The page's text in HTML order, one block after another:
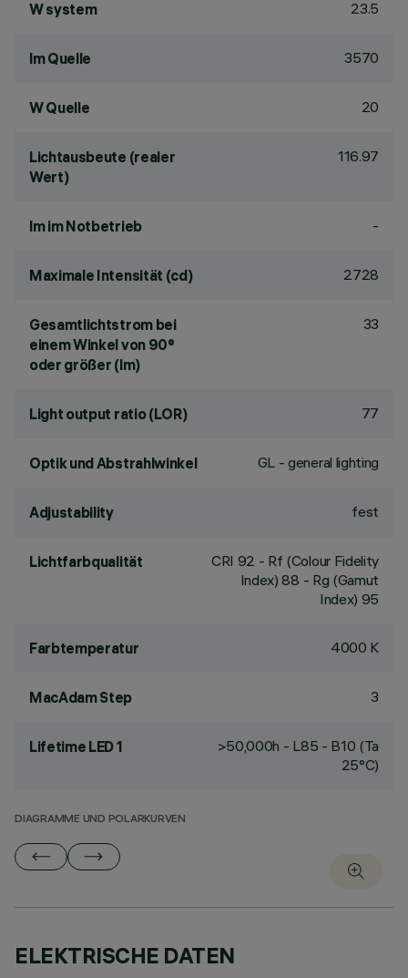
W system 23.5
lm Quelle 3570
W Quelle 20
Lichtausbeute (realer
Wert)
116.97
lm im Notbetrieb -
Maximale Intensität (cd) 2728
Gesamtlichtstrom bei
einem Winkel von 90°
oder größer (lm)
33
Light output ratio (LOR) 77
Optik und Abstrahlwinkel GL - general lighting
Adjustability fest
Lichtfarbqualität CRI 92 - Rf (Colour Fidelity
Index) 88 - Rg (Gamut
Index) 95
Farbtemperatur 4000 K
MacAdam Step 3
Lifetime LED 1
>50,000h - L85 - B10 (Ta
25°C)
DIAGRAMME UND POLARKURVEN
ELEKTRISCHE DATEN